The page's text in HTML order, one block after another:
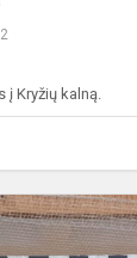
į Kryžių kalną.